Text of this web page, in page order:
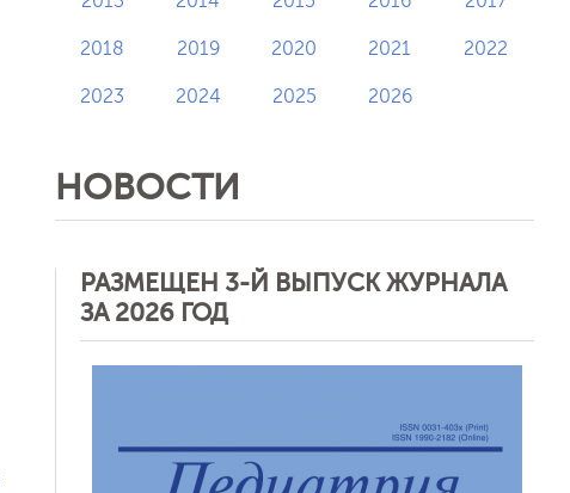
2018 2019 2020 2021 2022
2023 2024 2025 2026
НОВОСТИ
РАЗМЕЩЕН 3-Й ВЫПУСК ЖУРНАЛА
ЗА 2026 ГОД